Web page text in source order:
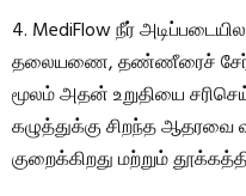
4. MediFlow நீர்
தலையணை, தண்ணீரைச்
மூலம் அதன் உறுதியை
கழுத்துக்கு சிறந்த
குறைக்கிறது மற்றும்